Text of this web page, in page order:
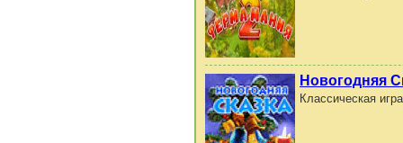
Новогодняя
Классическая